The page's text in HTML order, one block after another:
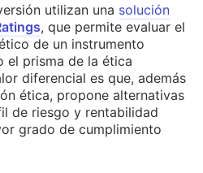
utilizan una solución
, que permite evaluar el
de un instrumento
el prisma de la ética
diferencial es que, además
ética, propone alternativas
de riesgo y rentabilidad
grado de cumplimiento